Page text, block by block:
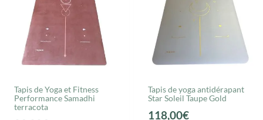
i
l
é
t
e
l
e
Tapis de Yoga et Fitness
Performance Samadhi
terracota
Tapis de yoga antidérapant
Star Soleil Taupe Gold
118,00€